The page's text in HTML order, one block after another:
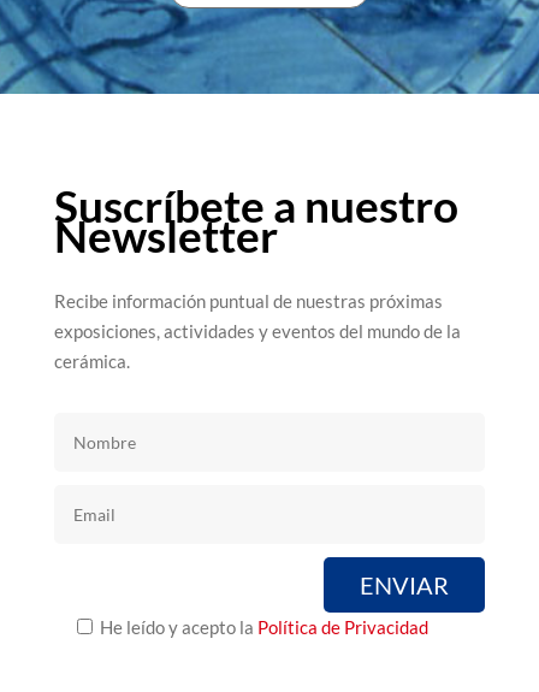
Suscríbete a nuestro
Newsletter
Recibe información puntual de nuestras próximas
exposiciones, actividades y eventos del mundo de la
cerámica.
He leído y acepto la Política de Privacidad